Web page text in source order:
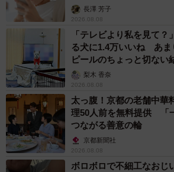
解説】長澤 芳子
2026.08.08
「テレビより私を見て
る犬に1.4万いいね あま
ピールのちょっと切ない
梨木 香奈
2026.08.08
太っ腹！京都の老舗中華
理50人前を無料提供 「
つながる善意の輪
京都新聞社
2026.08.08
ボロボロで不細工なおじ